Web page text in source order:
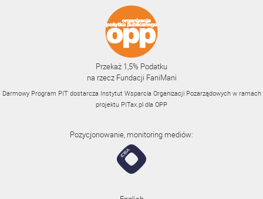
Przekaż 1,5% Podatku
na rzecz Fundacji FaniMani
Darmowy Program PIT dostarcza Instytut Wsparcia Organizacji Pozarządowych w ramach
projektu PITax.pl dla OPP
Pozycjonowanie, monitoring mediów: